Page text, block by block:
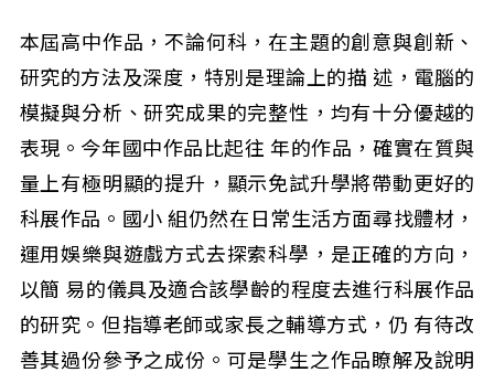
本屆高中作品，不論何科，在主題的創意與創新、
研究的方法及深度，特別是理論上的描 述，電腦的
模擬與分析、研究成果的完整性，均有十分優越的
表現。今年國中作品比起往 年的作品，確實在質與
量上有極明顯的提升，顯示免試升學將帶動更好的
科展作品。國小 組仍然在日常生活方面尋找體材，
運用娛樂與遊戲方式去探索科學，是正確的方向，
以簡 易的儀具及適合該學齡的程度去進行科展作品
的研究。但指導老師或家長之輔導方式，仍 有待改
善其過份參予之成份。可是學生之作品瞭解及說明